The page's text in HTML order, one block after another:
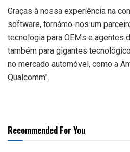
Graças à nossa experiência na
software, tornámo-nos um
tecnologia para OEMs e agentes
também para gigantes
no mercado automóvel, como a
Qualcomm”.
Recommended For You